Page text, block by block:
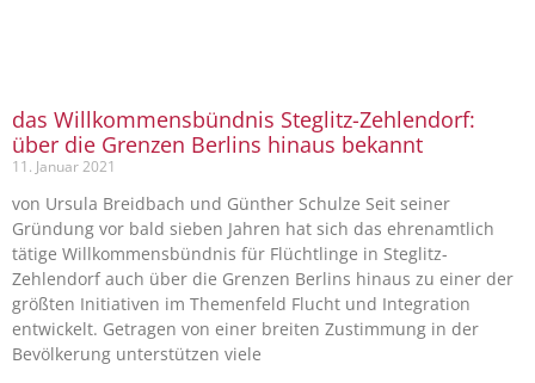
das Willkommensbündnis Steglitz-Zehlendorf:
über die Grenzen Berlins hinaus bekannt
11. Januar 2021
von Ursula Breidbach und Günther Schulze Seit seiner
Gründung vor bald sieben Jahren hat sich das ehrenamtlich
tätige Willkommensbündnis für Flüchtlinge in Steglitz-
Zehlendorf auch über die Grenzen Berlins hinaus zu einer der
größten Initiativen im Themenfeld Flucht und Integration
entwickelt. Getragen von einer breiten Zustimmung in der
Bevölkerung unterstützen viele